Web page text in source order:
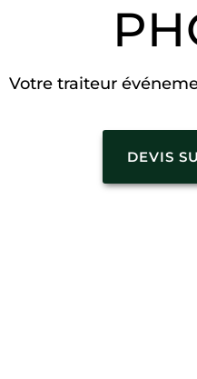
Votre traiteur
DEVIS